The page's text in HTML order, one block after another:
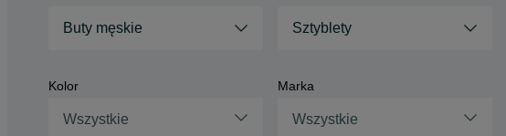
Buty męskie Sztyblety
Kolor
Wszystkie
Marka
Wszystkie